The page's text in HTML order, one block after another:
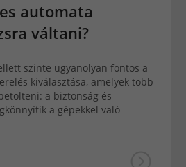
automata
váltani?
szinte ugyanolyan fontos a
kiválasztása, amelyek több
a biztonság és
a gépekkel való